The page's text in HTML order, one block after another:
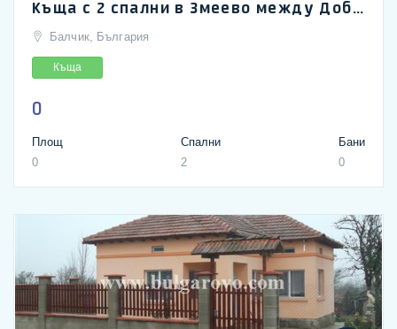
Къща с 2 спални в Змеево между Добрич и Балчик
Балчик, България
Къща
0
Площ
0
Спални
2
Бани
0